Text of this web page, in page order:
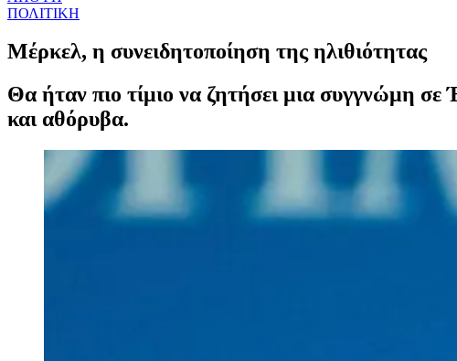
ΠΟΛΙΤΙΚΗ
Μέρκελ, η συνειδητοποίηση της ηλιθιότητας
Θα ήταν πιο τίμιο να ζητήσει μια συγγνώμη
και αθόρυβα.